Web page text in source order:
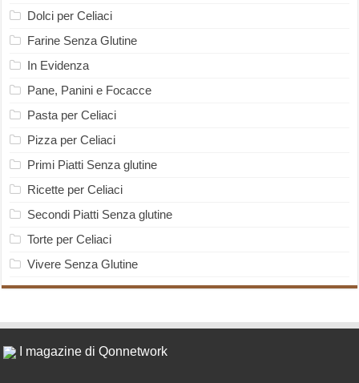
Dolci per Celiaci
Farine Senza Glutine
In Evidenza
Pane, Panini e Focacce
Pasta per Celiaci
Pizza per Celiaci
Primi Piatti Senza glutine
Ricette per Celiaci
Secondi Piatti Senza glutine
Torte per Celiaci
Vivere Senza Glutine
I magazine di Qonnetwork